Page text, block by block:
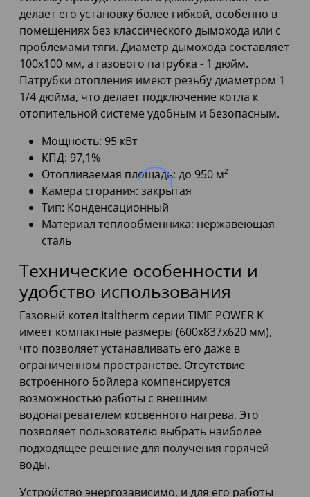
делает его установку более гибкой, особенно в
помещениях без классического дымохода или с
проблемами тяги. Диаметр дымохода составляет
100x100 мм, а газового патрубка - 1 дюйм.
Патрубки отопления имеют резьбу диаметром 1
1/4 дюйма, что делает подключение котла к
отопительной системе удобным и безопасным.
Мощность: 95 кВт
КПД: 97,1%
Отопливаемая площадь: до 950 м²
Камера сгорания: закрытая
Тип: Конденсационный
Материал теплообменника: нержавеющая
сталь
Технические особенности и
удобство использования
Газовый котел Italtherm серии TIME POWER K
имеет компактные размеры (600x837x620 мм),
что позволяет устанавливать его даже в
ограниченном пространстве. Отсутствие
встроенного бойлера компенсируется
возможностью работы с внешним
водонагревателем косвенного нагрева. Это
позволяет пользователю выбрать наиболее
подходящее решение для получения горячей
воды.
Устройство энергозависимо, и для его работы